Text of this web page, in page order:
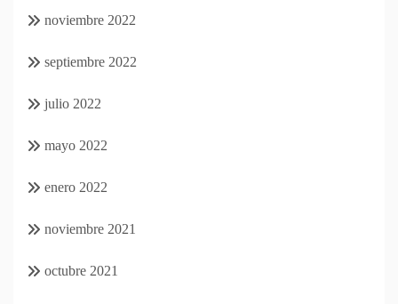
noviembre 2022
septiembre 2022
julio 2022
mayo 2022
enero 2022
noviembre 2021
octubre 2021